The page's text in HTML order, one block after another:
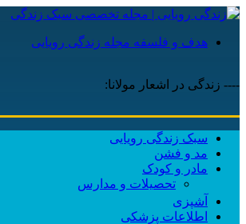
هدف و فلسفه مجله زندگی رویایی
---- زندگی در اشعار مولانا:
سبک زندگی رویایی
مد و فشن
مادر و کودک
تحصیلات و مدارس
آشپزی
اطلاعات پزشکی